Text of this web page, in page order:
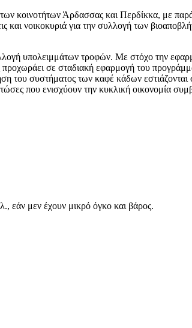
κοινοτήτων Άρδασσας και Περδίκκα, με
και νοικοκυριά για την συλλογή των
υπολειμμάτων τροφών. Με στόχο την
σε σταδιακή εφαρμογή του
του συστήματος των καφέ κάδων
που ενισχύουν την κυκλική οικονομία
εάν μεν έχουν μικρό όγκο και βάρος.